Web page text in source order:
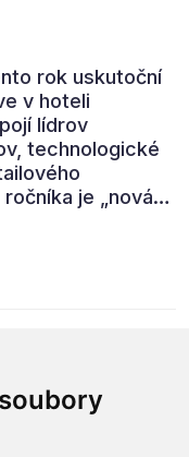
rok uskutoční
v hoteli
lídrov
technologické
je „nová